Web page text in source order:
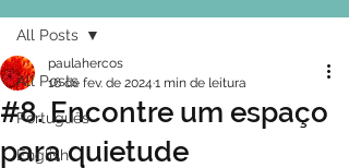
All Posts
Português
English
All Posts
#8. Encontre um espaço
para quietude
paulahercos
16 de fev. de 2024 1 min de leitura